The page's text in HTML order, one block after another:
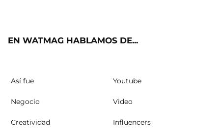
EN WATMAG HABLAMOS DE...
Así fue Youtube
Negocio Video
Creatividad Influencers